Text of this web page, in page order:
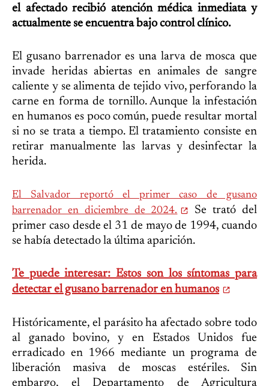
el afectado recibió atención médica inmediata y
actualmente se encuentra bajo control clínico.
El gusano barrenador es una larva de mosca que
invade heridas abiertas en animales de sangre
caliente y se alimenta de tejido vivo, perforando la
carne en forma de tornillo. Aunque la infestación
en humanos es poco común, puede resultar mortal
si no se trata a tiempo. El tratamiento consiste en
retirar manualmente las larvas y desinfectar la
herida.
El Salvador reportó el primer caso de gusano
barrenador en diciembre de 2024.
Se trató del
primer caso desde el 31 de mayo de 1994, cuando
se había detectado la última aparición.
Te puede interesar: Estos son los síntomas para
detectar el gusano barrenador en humanos
Históricamente, el parásito ha afectado sobre todo
al ganado bovino, y en Estados Unidos fue
erradicado en 1966 mediante un programa de
liberación masiva de moscas estériles. Sin
embargo, el Departamento de Agricultura